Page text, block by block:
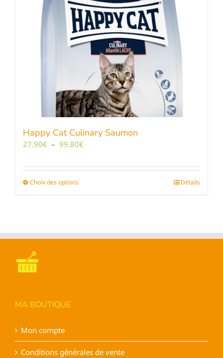
Les
options
peuvent
être
choisies
page
du
produit
Happy Cat Culinary Saumon
27.90€ – 99.80€
prix :
Choix des optionsCe
Les
produit
Détails
MA BOUTIQUE
Mon compte
Conditions générales de vente